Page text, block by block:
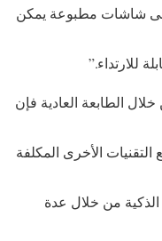
إلى شاشات مطبوعة يمكن
للارتداء.”
الطابعة العادية فإن
التقنيات الأخرى المكلفة
الذكية من خلال عدة